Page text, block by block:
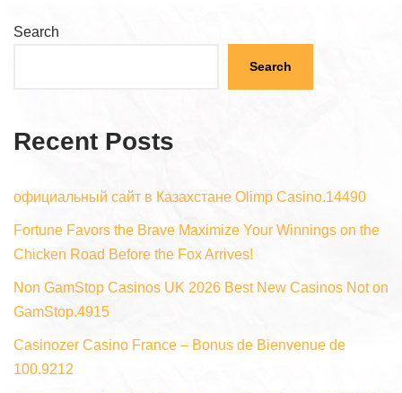
Search
Search
Recent Posts
официальный сайт в Казахстане Olimp Casino.14490
Fortune Favors the Brave Maximize Your Winnings on the
Chicken Road Before the Fox Arrives!
Non GamStop Casinos UK 2026 Best New Casinos Not on
GamStop.4915
Casinozer Casino France – Bonus de Bienvenue de
100.9212